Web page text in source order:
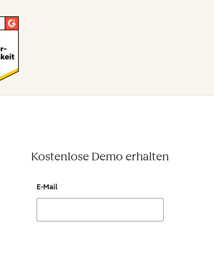
Kostenlose Demo erhalten
E-Mail